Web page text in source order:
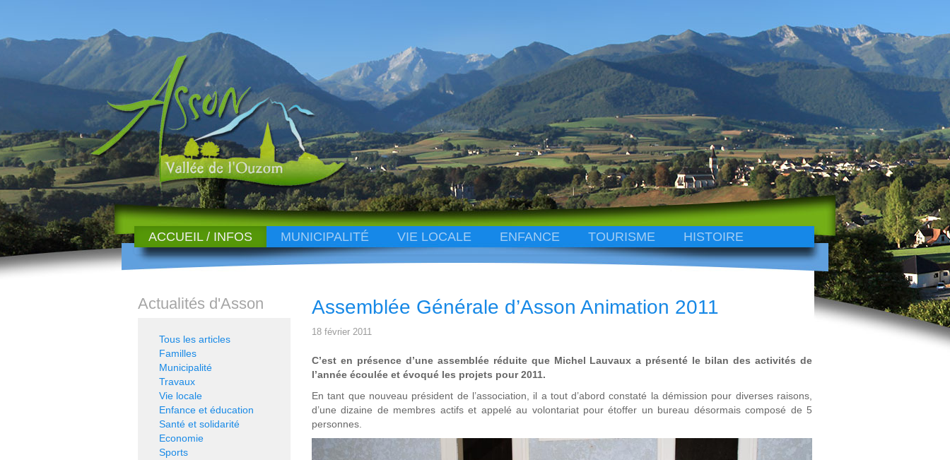
ACCUEIL / INFOS MUNICIPALITÉ VIE LOCALE ENFANCE TOURISME HISTOIRE
Assemblée Générale d’Asson Animation 2011
18 février 2011
C’est en présence d’une assemblée réduite que Michel Lauvaux a présenté le bilan des activités de
l’année écoulée et évoqué les projets pour 2011.
En tant que nouveau président de l’association, il a tout d’abord constaté la démission pour diverses raisons,
d’une dizaine de membres actifs et appelé au volontariat pour étoffer un bureau désormais composé de 5
personnes.
Actualités d'Asson
Tous les articles
Familles
Municipalité
Travaux
Vie locale
Enfance et éducation
Santé et solidarité
Economie
Sports